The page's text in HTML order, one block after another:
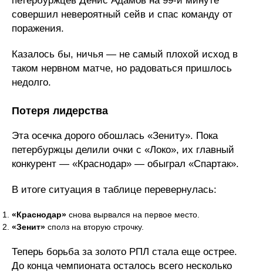
совершил невероятный сейв и спас команду от
поражения.
Казалось бы, ничья — не самый плохой исход в
таком нервном матче, но радоваться пришлось
недолго.
Потеря лидерства
Эта осечка дорого обошлась «Зениту». Пока
петербуржцы делили очки с «Локо», их главный
конкурент — «Краснодар» — обыграл «Спартак».
В итоге ситуация в таблице перевернулась:
«Краснодар» снова вырвался на первое место.
«Зенит» сполз на вторую строчку.
Теперь борьба за золото РПЛ стала еще острее.
До конца чемпионата осталось всего несколько